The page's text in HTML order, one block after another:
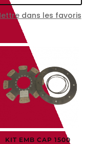
dans les favoris
KIT EMB CAP 1500